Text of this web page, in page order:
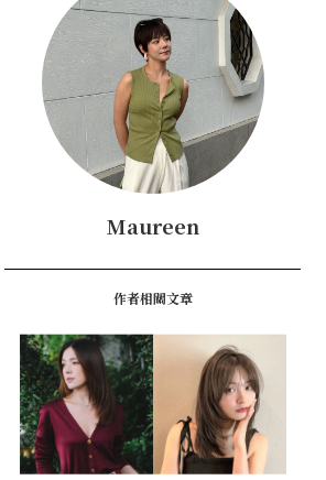
Maureen
作者相關文章